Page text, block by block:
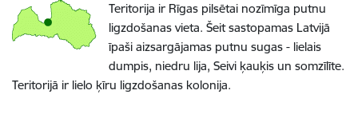
Teritorija ir Rīgas pilsētai nozīmīga putnu
ligzdošanas vieta. Šeit sastopamas Latvijā
īpaši aizsargājamas putnu sugas - lielais
dumpis, niedru lija, Seivi ķauķis un somzīlīte.
Teritorijā ir lielo ķīru ligzdošanas kolonija.